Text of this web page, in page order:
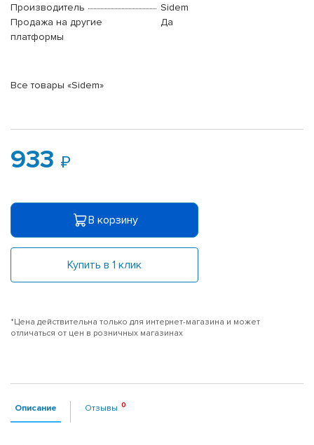
Производитель
Sidem
Продажа на другие
платформы
Да
Все товары «Sidem»
933
В корзину
Купить в 1 клик
*Цена действительна только для интернет-магазина и может
отличаться от цен в розничных магазинах
Описание Отзывы